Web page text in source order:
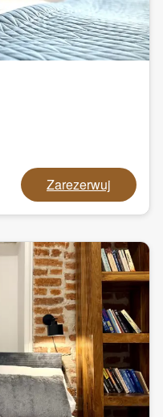
Zarezerwuj